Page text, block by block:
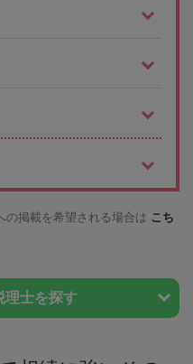
の掲載を希望される場合は こち
理士を探す